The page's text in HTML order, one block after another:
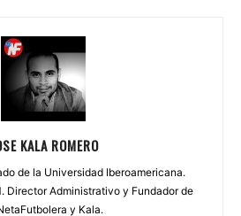
KALA ROMERO
de la Universidad Iberoamericana.
Director Administrativo y Fundador de
y Kala.